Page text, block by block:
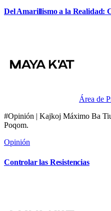
Del Amarillismo a la Realidad:
Área de
#Opinión | Kajkoj Máximo Ba Tiul – Centro de Reflexiones Nim
Poqom.
Opinión
Controlar las Resistencias